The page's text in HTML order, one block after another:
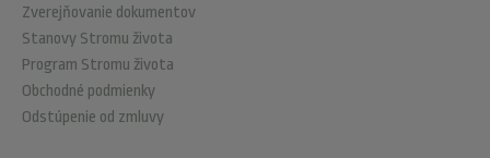
Zverejňovanie dokumentov
Stanovy Stromu života
Program Stromu života
Obchodné podmienky
Odstúpenie od zmluvy